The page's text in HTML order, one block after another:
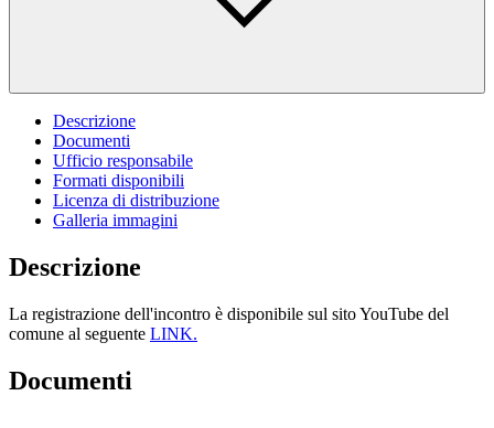
Descrizione
Documenti
Ufficio responsabile
Formati disponibili
Licenza di distribuzione
Galleria immagini
Descrizione
La registrazione dell'incontro è disponibile sul sito YouTube del
comune al seguente LINK.
Documenti